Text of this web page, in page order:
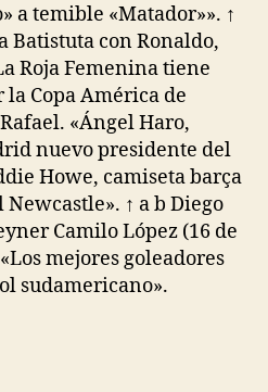
a temible «Matador»». ↑
Batistuta con Ronaldo,
Roja Femenina tiene
Copa América de
«Ángel Haro,
nuevo presidente del
Howe, camiseta barça
↑ a b Diego
Camilo López (16 de
mejores goleadores
sudamericano».